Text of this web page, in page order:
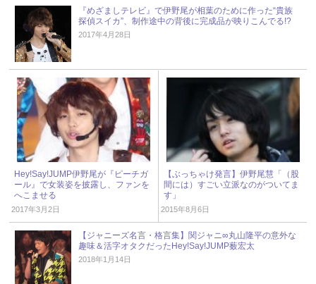
『めざましテレビ』で伊野尾が相葉のために作った“貴族
探偵スイカ”、制作途中の背後に完成品が映りこんでる!?
2017年4月28日
Hey!Say!JUMP伊野尾が『ピーチガ
ール』で女装姿を披露し、ファンを
へこませる
2017年3月2日
【ぶっちゃけ発言】伊野尾慧「（股
間には）すごい立派なのがついてま
す」
2015年8月6日
【ジャニーズ名言・格言集】関ジャニ∞丸山隆平の意外な
趣味＆活字オタクだったHey!Say!JUMP薮宏太
2018年1月14日